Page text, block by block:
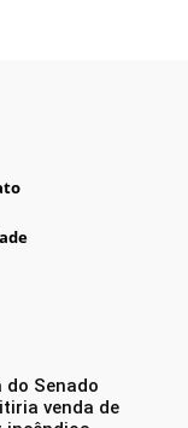
do Senado
venda de